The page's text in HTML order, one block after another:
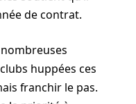
de contrat.
huppées ces
franchir le pas.